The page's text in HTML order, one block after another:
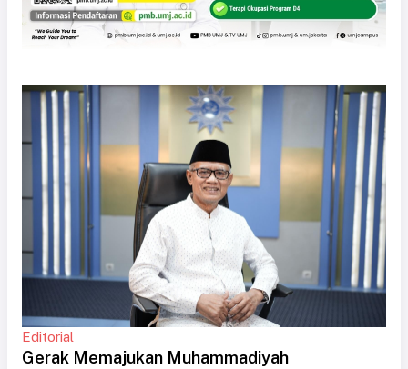
Editorial
Gerak Memajukan Muhammadiyah